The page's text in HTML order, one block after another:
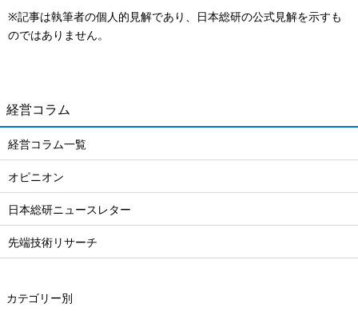
※記事は執筆者の個人的見解であり、日本総研の公式見解を示すも
のではありません。
経営コラム
経営コラム一覧
オピニオン
日本総研ニュースレター
先端技術リサーチ
カテゴリー別